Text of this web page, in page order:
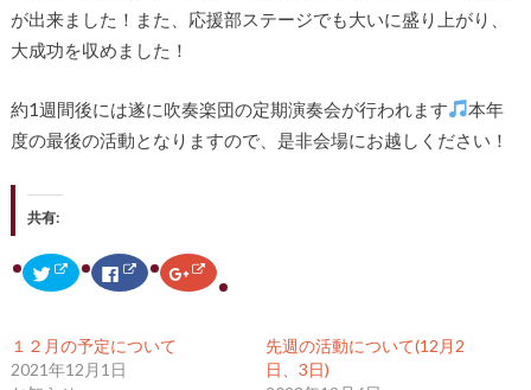
が出来ました！また、応援部ステージでも大いに盛り上がり、
大成功を収めました！
約1週間後には遂に吹奏楽団の定期演奏会が行われます
本年
度の最後の活動となりますので、是非会場にお越しください！
共有:
ク
リ
ッ
て
T
w
i
F
c
o
o
k
で
ク
リ
ッ
１２月の予定について
2021年12月1日
先週の活動について(12月2
日、3日)